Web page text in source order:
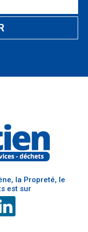
la Propreté, le
est sur